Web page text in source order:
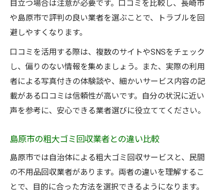
目立つ場合は注意が必要です。口コミを比較し、長崎市
や島原市で評判の良い業者を選ぶことで、トラブルを回
避しやすくなります。
口コミを活用する際は、複数のサイトやSNSをチェック
し、偏りのない情報を集めましょう。また、実際の利用
者による写真付きの体験談や、細かいサービス内容の記
載がある口コミは信頼性が高いです。自分の状況に近い
声を参考に、安心できる業者選びに役立ててください。
島原市の粗大ゴミ回収業者との違い比較
島原市では自治体による粗大ゴミ回収サービスと、民間
の不用品回収業者があります。両者の違いを理解するこ
とで、目的に合った方法を選択できるようになります。